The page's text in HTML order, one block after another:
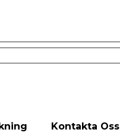
Kontakta Oss